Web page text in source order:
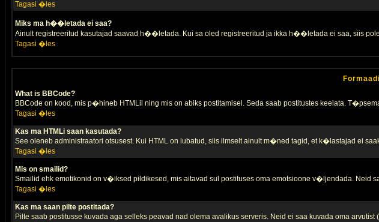
Tagasi �les
Miks ma h��letada ei saa?
Ainult registreeritud kasutajad saavad h��letada. Kui sa oled registreeritud ja ikka h��letada ei saa, siis
Tagasi �les
What is BBCode?
BBCode on kood, mis p�hineb HTMLil ning mis on abiks postitamisel. Seda saab postitustes keelata.
Tagasi �les
Kas ma HTMLi saan kasutada?
See oleneb administraatori otsusest. Kui HTML on lubatud, siis ilmselt ainult m�ned tagid, et k�lastajad ei
Tagasi �les
Mis on smailid?
Smailid ehk emotikonid on v�iksed pildikesed, mis aitavad sul postituses oma emotsioone v�ljendada. Neid
Tagasi �les
Kas ma saan pilte postitada?
Pilte saab postitusse kuvada aga selleks peavad nad olema avalikus serveris. Neid ei saa kuvada oma